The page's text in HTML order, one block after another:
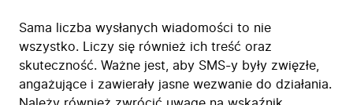
Sama liczba wysłanych wiadomości to nie
wszystko. Liczy się również ich treść oraz
skuteczność. Ważne jest, aby SMS-y były zwięzłe,
angażujące i zawierały jasne wezwanie do działania.